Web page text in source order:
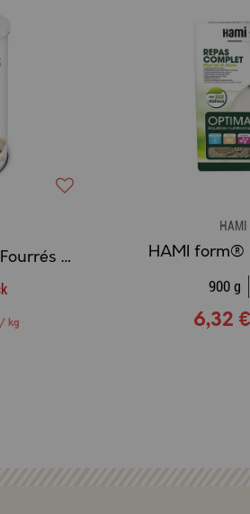
HAMI form® - Petits Fourrés Saumon & Algues
kg
HAMI form®
900 g
6,32 €